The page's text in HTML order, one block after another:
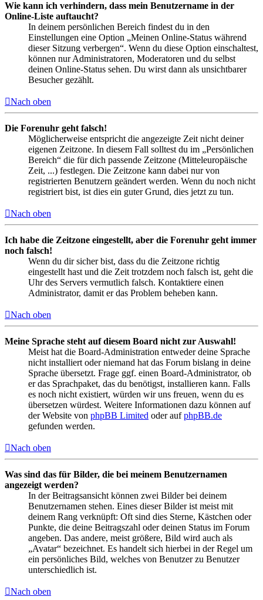
Wie kann ich verhindern, dass mein Benutzername in der
Online-Liste auftaucht?
In deinem persönlichen Bereich findest du in den
Einstellungen eine Option „Meinen Online-Status während
dieser Sitzung verbergen“. Wenn du diese Option einschaltest,
können nur Administratoren, Moderatoren und du selbst
deinen Online-Status sehen. Du wirst dann als unsichtbarer
Besucher gezählt.
Nach oben
Die Forenuhr geht falsch!
Möglicherweise entspricht die angezeigte Zeit nicht deiner
eigenen Zeitzone. In diesem Fall solltest du im „Persönlichen
Bereich“ die für dich passende Zeitzone (Mitteleuropäische
Zeit, ...) festlegen. Die Zeitzone kann dabei nur von
registrierten Benutzern geändert werden. Wenn du noch nicht
registriert bist, ist dies ein guter Grund, dies jetzt zu tun.
Nach oben
Ich habe die Zeitzone eingestellt, aber die Forenuhr geht immer
noch falsch!
Wenn du dir sicher bist, dass du die Zeitzone richtig
eingestellt hast und die Zeit trotzdem noch falsch ist, geht die
Uhr des Servers vermutlich falsch. Kontaktiere einen
Administrator, damit er das Problem beheben kann.
Nach oben
Meine Sprache steht auf diesem Board nicht zur Auswahl!
Meist hat die Board-Administration entweder deine Sprache
nicht installiert oder niemand hat das Forum bislang in deine
Sprache übersetzt. Frage ggf. einen Board-Administrator, ob
er das Sprachpaket, das du benötigst, installieren kann. Falls
es noch nicht existiert, würden wir uns freuen, wenn du es
übersetzen würdest. Weitere Informationen dazu können auf
der Website von phpBB Limited oder aufphpBB.de
gefunden werden.
Nach oben
Was sind das für Bilder, die bei meinem Benutzernamen
angezeigt werden?
In der Beitragsansicht können zwei Bilder bei deinem
Benutzernamen stehen. Eines dieser Bilder ist meist mit
deinem Rang verknüpft: Oft sind dies Sterne, Kästchen oder
Punkte, die deine Beitragszahl oder deinen Status im Forum
angeben. Das andere, meist größere, Bild wird auch als
„Avatar“ bezeichnet. Es handelt sich hierbei in der Regel um
ein persönliches Bild, welches von Benutzer zu Benutzer
unterschiedlich ist.
Nach oben